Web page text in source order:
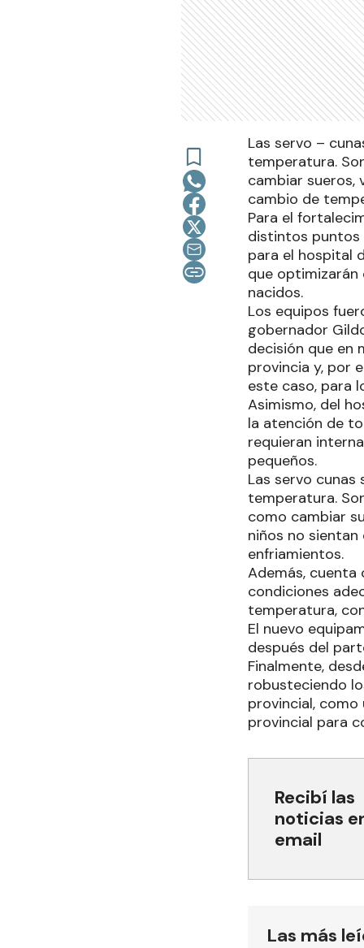
Las servo –
temperatura.
cambiar sueros,
cambio de
Para el
distintos puntos
para el hospital
que
nacidos.
Los equipos
gobernador
decisión que en
provincia y, por
este caso, para
Asimismo, del
la atención de
requieran
pequeños.
Las servo
temperatura.
como cambiar
niños no
enfriamientos.
Además,
condiciones
temperatura,
El nuevo
después del
Finalmente,
robusteciendo
provincial,
provincial para
Recibí las
noticias
email
Las más